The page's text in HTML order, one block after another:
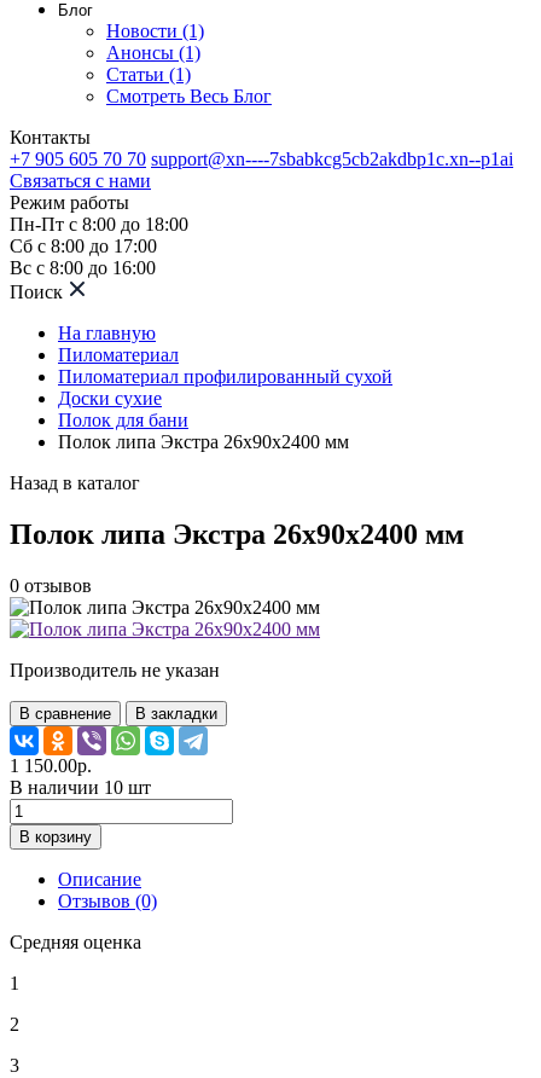
Блог
Новости (1)
Анонсы (1)
Статьи (1)
Смотреть Весь Блог
Контакты
+7 905 605 70 70 support@xn----7sbabkcg5cb2akdbp1c.xn--p1ai
Связаться с нами
Режим работы
Пн-Пт с 8:00 до 18:00
Сб с 8:00 до 17:00
Вс с 8:00 до 16:00
Поиск
На главную
Пиломатериал
Пиломатериал профилированный сухой
Доски сухие
Полок для бани
Полок липа Экстра 26х90х2400 мм
Назад в каталог
Полок липа Экстра 26х90х2400 мм
0 отзывов
Производитель не указан
В сравнение В закладки
1 150.00р.
В наличии 10 шт
В корзину
Описание
Отзывов (0)
Средняя оценка
1
2
3